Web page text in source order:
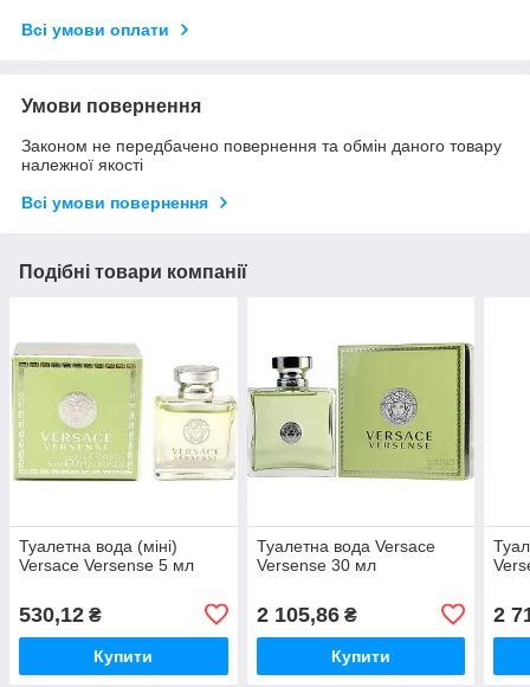
Всі умови оплати
Умови повернення
Законом не передбачено повернення та обмін даного товару
належної якості
Всі умови повернення
Подібні товари компанії
Туалетна вода (міні)
Versace Versense 5 мл
530,12 ₴
Купити
Туалетна вода Versace
Versense 30 мл
2 105,86₴
Купити
2